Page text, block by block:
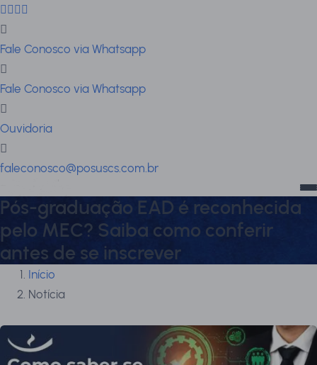
Fale Conosco via Whatsapp
Fale Conosco via Whatsapp
Ouvidoria
faleconosco@posuscs.com.br
Pós-graduação EAD é reconhecida
pelo MEC? Saiba como conferir
antes de se inscrever
Início
Notícia